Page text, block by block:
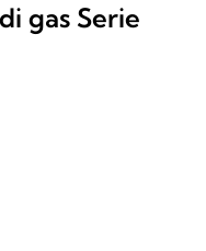
gas Serie